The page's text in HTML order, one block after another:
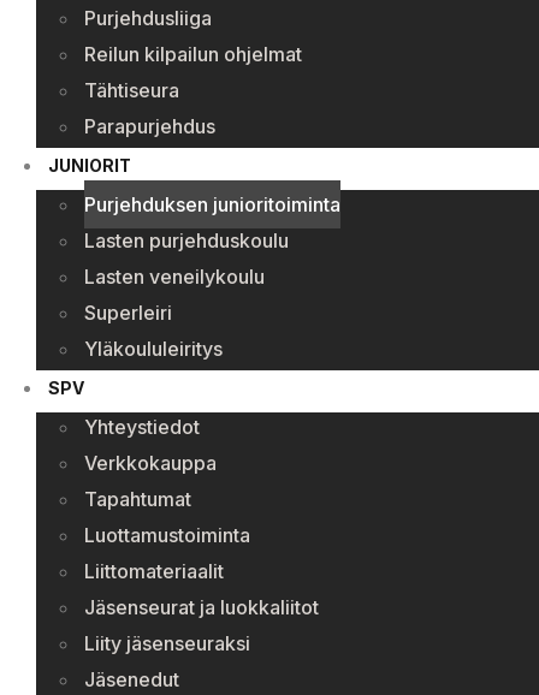
Purjehdusliiga
Reilun kilpailun ohjelmat
Tähtiseura
Parapurjehdus
JUNIORIT
Purjehduksen junioritoiminta
Lasten purjehduskoulu
Lasten veneilykoulu
Superleiri
Yläkoululeiritys
SPV
Yhteystiedot
Verkkokauppa
Tapahtumat
Luottamustoiminta
Liittomateriaalit
Jäsenseurat ja luokkaliitot
Liity jäsenseuraksi
Jäsenedut